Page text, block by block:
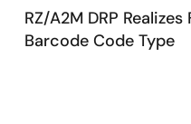
RZ/A2M DRP
Barcode Code Type